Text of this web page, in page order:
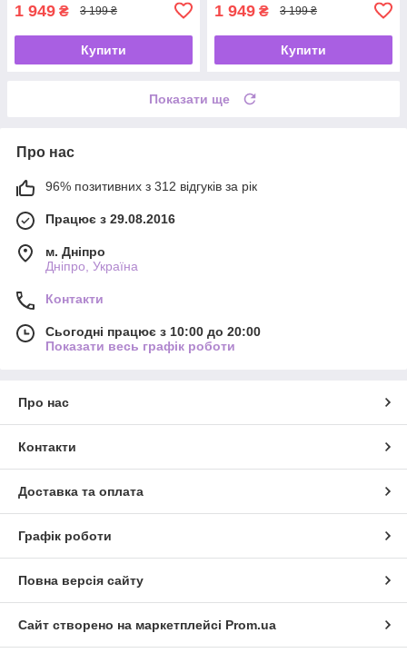
1 949 ₴ 3 199 ₴
Купити
1 949 ₴ 3 199 ₴
Купити
Показати ще
Про нас
96% позитивних з 312 відгуків за рік
Працює з 29.08.2016
м. Дніпро
Дніпро, Україна
Контакти
Сьогодні працює з 10:00 до 20:00
Показати весь графік роботи
Про нас
Контакти
Доставка та оплата
Графік роботи
Повна версія сайту
Сайт створено на маркетплейсі Prom.ua